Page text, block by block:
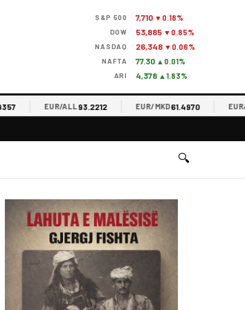
S&P 500 7,710 ▼0.18%
DOW 53,885 ▼0.85%
NASDAQ 26,348 ▼0.06%
NAFTA 77.30 ▲0.01%
ARI 4,378 ▲1.83%
EUR/ALL93.2212 EUR/MKD61.4970 EUR/
🔍